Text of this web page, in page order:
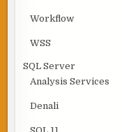
Workflow
WSS
SQL Server
Analysis Services
Denali